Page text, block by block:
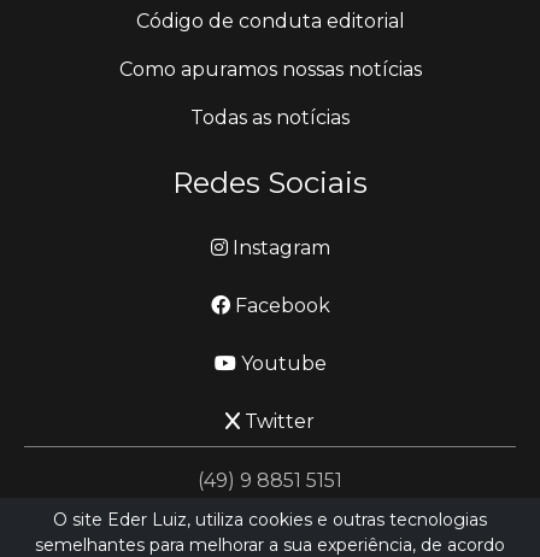
Código de conduta editorial
Como apuramos nossas notícias
Todas as notícias
Redes Sociais
Instagram
Facebook
Youtube
Twitter
(49) 9 8851 5151
jornalismo@ederluiz.com.vc
O site Eder Luiz, utiliza cookies e outras tecnologias
semelhantes para melhorar a sua experiência, de acordo